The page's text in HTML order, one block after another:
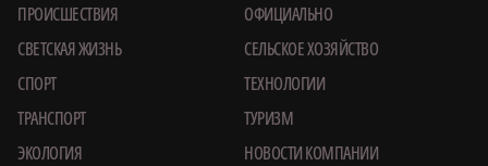
ПРОИСШЕСТВИЯ
ОФИЦИАЛЬНО
СВЕТСКАЯ ЖИЗНЬ
СЕЛЬСКОЕ ХОЗЯЙСТВО
СПОРТ
ТЕХНОЛОГИИ
ТРАНСПОРТ
ТУРИЗМ
ЭКОЛОГИЯ
НОВОСТИ КОМПАНИИ